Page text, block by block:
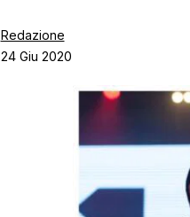
Redazione
24 Giu 2020